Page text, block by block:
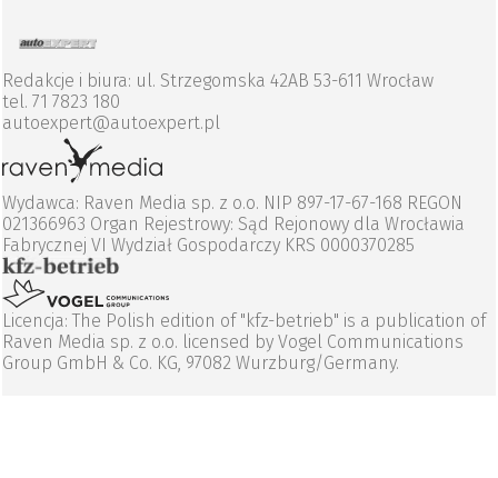
Redakcje i biura: ul. Strzegomska 42AB 53-611 Wrocław
tel. 71 7823 180
autoexpert@autoexpert.pl
Wydawca: Raven Media sp. z o.o. NIP 897-17-67-168 REGON
021366963 Organ Rejestrowy: Sąd Rejonowy dla Wrocławia
Fabrycznej VI Wydział Gospodarczy KRS 0000370285
Licencja: The Polish edition of "kfz-betrieb" is a publication of
Raven Media sp. z o.o. licensed by Vogel Communications
Group GmbH & Co. KG, 97082 Wurzburg/Germany.